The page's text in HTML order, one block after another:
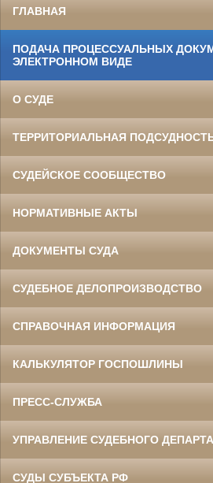
ГЛАВНАЯ
ПОДАЧА ПРОЦЕССУАЛЬНЫХ
ЭЛЕКТРОННОМ ВИДЕ
О СУДЕ
ТЕРРИТОРИАЛЬНАЯ
СУДЕЙСКОЕ СООБЩЕСТВО
НОРМАТИВНЫЕ АКТЫ
ДОКУМЕНТЫ СУДА
СУДЕБНОЕ ДЕЛОПРОИЗВОДСТВО
СПРАВОЧНАЯ ИНФОРМАЦИЯ
КАЛЬКУЛЯТОР ГОСПОШЛИНЫ
ПРЕСС-СЛУЖБА
УПРАВЛЕНИЕ СУДЕБНОГО
СУДЫ СУБЪЕКТА РФ